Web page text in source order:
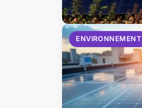
ENVIRONNEMENT